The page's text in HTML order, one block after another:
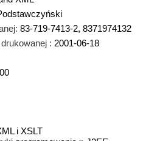
83-719-7413-2, 8371974132
: 2001-06-18
i XSLT